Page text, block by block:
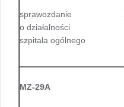
sprawozdanie
o działalności
szpitala ogólnego
MZ-29A